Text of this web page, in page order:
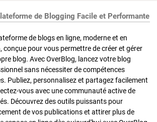
de Blogging Facile et Performante
de blogs en ligne, moderne et en
pour vous permettre de créer et gérer
blog. Avec OverBlog, lancez votre blog
sans nécessiter de compétences
Publiez, personnalisez et partagez facilement
vous avec une communauté active de
Découvrez des outils puissants pour
de vos publications et attirer plus de